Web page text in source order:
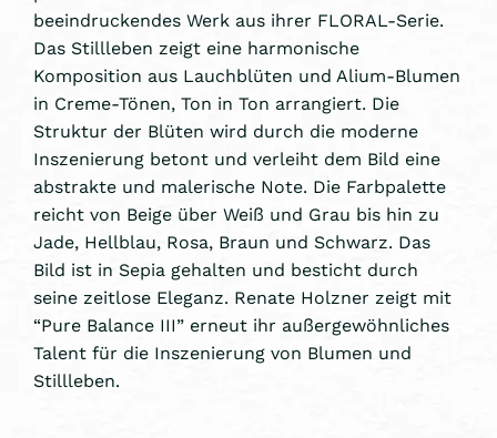
beeindruckendes Werk aus ihrer FLORAL-Serie.
Das Stillleben zeigt eine harmonische
Komposition aus Lauchblüten und Alium-Blumen
in Creme-Tönen, Ton in Ton arrangiert. Die
Struktur der Blüten wird durch die moderne
Inszenierung betont und verleiht dem Bild eine
abstrakte und malerische Note. Die Farbpalette
reicht von Beige über Weiß und Grau bis hin zu
Jade, Hellblau, Rosa, Braun und Schwarz. Das
Bild ist in Sepia gehalten und besticht durch
seine zeitlose Eleganz. Renate Holzner zeigt mit
“Pure Balance III” erneut ihr außergewöhnliches
Talent für die Inszenierung von Blumen und
Stillleben.